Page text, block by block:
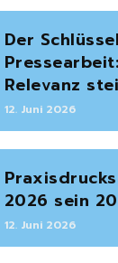
Der
Relevanz
12. Juni 2026
2026 sein
12. Juni 2026